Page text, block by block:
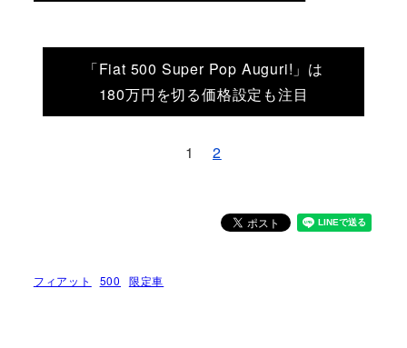
「Fiat 500 Super Pop Auguri!」は
180万円を切る価格設定も注目
1 2
フィアット 500 限定車